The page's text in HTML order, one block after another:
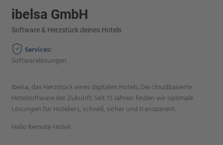
ibelsa GmbH
Software & Herzstück deines Hotels
Services:
Softwarelösungen
ibelsa, das Herzstück eines digitalen Hotels. Die cloudbasierte
Hotelsoftware der Zukunft. Seit 15 Jahren finden wir optimale
Lösungen für Hoteliers, schnell, sicher und transparent.
Hallo Remote-Hotel!